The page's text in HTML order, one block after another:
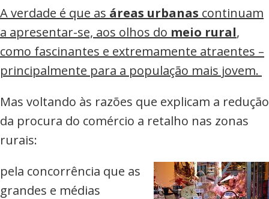
A verdade é que as áreas urbanas continuam
a apresentar-se, aos olhos do meio rural,
como fascinantes e extremamente atraentes –
principalmente para a população mais jovem.
Mas voltando às razões que explicam a redução
da procura do comércio a retalho nas zonas
rurais:
pela concorrência que as
grandes e médias